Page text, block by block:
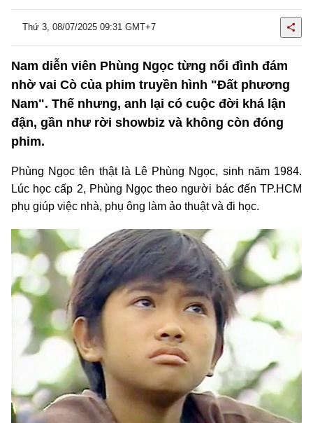
Thứ 3, 08/07/2025 09:31 GMT+7
Nam diễn viên Phùng Ngọc từng nổi đình đám
nhờ vai Cò của phim truyền hình "Đất phương
Nam". Thế nhưng, anh lại có cuộc đời khá lận
đận, gần như rời showbiz và không còn đóng
phim.
Phùng Ngọc tên thật là Lê Phùng Ngọc, sinh năm 1984.
Lúc học cấp 2, Phùng Ngọc theo người bác đến TP.HCM
phụ giúp việc nhà, phụ ông làm ảo thuật và đi học.